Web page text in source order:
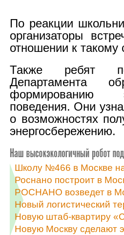
По реакции
организаторы
отношении к такому
Также ребят
Департамента
формированию
поведения. Они
о возможностях
энергосбережению.
Школу №466 в Москве
Роснано построит в
РОСНАНО возведет в
Новый логистический
Новую штаб-квартиру
Новую Москву сделают